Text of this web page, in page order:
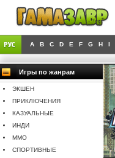
A B C D E F G H I
Игры по жанрам
ЭКШЕН
ПРИКЛЮЧЕНИЯ
КАЗУАЛЬНЫЕ
ИНДИ
MMO
СПОРТИВНЫЕ